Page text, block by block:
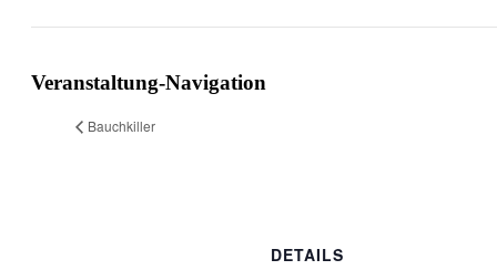
Veranstaltung-Navigation
Bauchkiller
DETAILS